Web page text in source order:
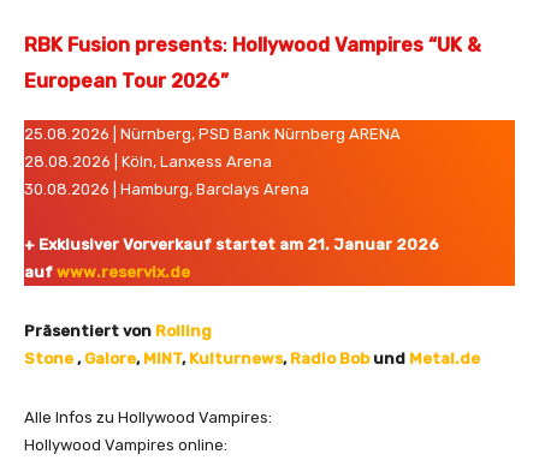
RBK Fusion presents: Hollywood Vampires “UK &
European Tour 2026”
25.08.2026 | Nürnberg, PSD Bank Nürnberg ARENA
28.08.2026 | Köln, Lanxess Arena
30.08.2026 | Hamburg, Barclays Arena
+ Exklusiver Vorverkauf startet am 21. Januar 2026
auf www.reservix.de
Präsentiert von Rolling
Stone , Galore, MINT, Kulturnews, Radio Bobund Metal.de
Alle Infos zu Hollywood Vampires:
Hollywood Vampires online: